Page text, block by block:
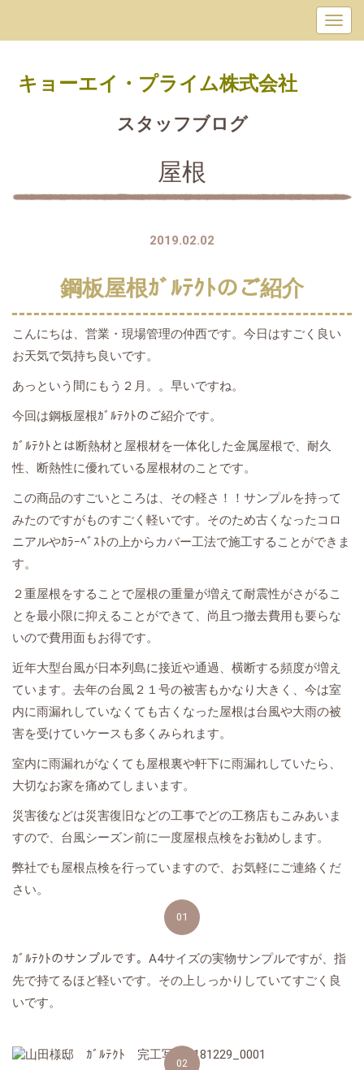
キョーエイ・プライム株式会社
スタッフブログ
屋根
2019.02.02
鋼板屋根ｶﾞﾙﾃｸﾄのご紹介
こんにちは、営業・現場管理の仲西です。今日はすごく良い
お天気で気持ち良いです。
あっという間にもう２月。。早いですね。
今回は鋼板屋根ｶﾞﾙﾃｸﾄのご紹介です。
ｶﾞﾙﾃｸﾄとは断熱材と屋根材を一体化した金属屋根で、耐久
性、断熱性に優れている屋根材のことです。
この商品のすごいところは、その軽さ！！サンプルを持って
みたのですがものすごく軽いです。そのため古くなったコロ
ニアルやｶﾗｰﾍﾞｽﾄの上からカバー工法で施工することができま
す。
２重屋根をすることで屋根の重量が増えて耐震性がさがるこ
とを最小限に抑えることができて、尚且つ撤去費用も要らな
いので費用面もお得です。
近年大型台風が日本列島に接近や通過、横断する頻度が増え
ています。去年の台風２１号の被害もかなり大きく、今は室
内に雨漏れしていなくても古くなった屋根は台風や大雨の被
害を受けていケースも多くみられます。
室内に雨漏れがなくても屋根裏や軒下に雨漏れしていたら、
大切なお家を痛めてしまいます。
災害後などは災害復旧などの工事でどの工務店もこみあいま
すので、台風シーズン前に一度屋根点検をお勧めします。
弊社でも屋根点検を行っていますので、お気軽にご連絡くだ
さい。
01
ｶﾞﾙﾃｸﾄのサンプルです。A4サイズの実物サンプルですが、指
先で持てるほど軽いです。その上しっかりしていてすごく良
いです。
02